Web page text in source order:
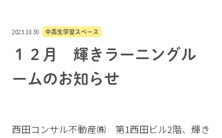
2023.10.30 中高生学習スペース
１２月 輝きラーニングル
ームのお知らせ
西田コンサル不動産㈱ 第1西田ビル2階、輝き